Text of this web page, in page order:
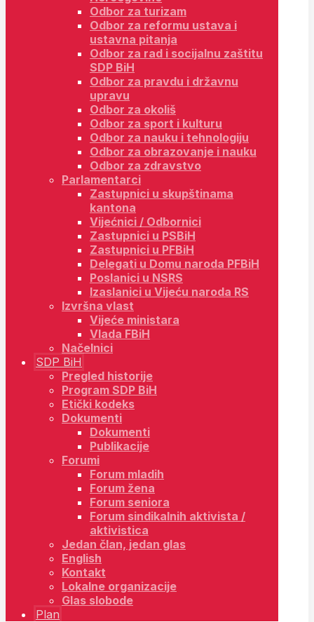
Odbor za turizam
Odbor za reformu ustava i
ustavna pitanja
Odbor za rad i socijalnu zaštitu
SDP BiH
Odbor za pravdu i državnu
upravu
Odbor za okoliš
Odbor za sport i kulturu
Odbor za nauku i tehnologiju
Odbor za obrazovanje i nauku
Odbor za zdravstvo
Parlamentarci
Zastupnici u skupštinama
kantona
Vijećnici / Odbornici
Zastupnici u PSBiH
Zastupnici u PFBiH
Delegati u Domu naroda PFBiH
Poslanici u NSRS
Izaslanici u Vijeću naroda RS
Izvršna vlast
Vijeće ministara
Vlada FBiH
Načelnici
SDP BiH
Pregled historije
Program SDP BiH
Etički kodeks
Dokumenti
Dokumenti
Publikacije
Forumi
Forum mladih
Forum žena
Forum seniora
Forum sindikalnih aktivista /
aktivistica
Jedan član, jedan glas
English
Kontakt
Lokalne organizacije
Glas slobode
Plan